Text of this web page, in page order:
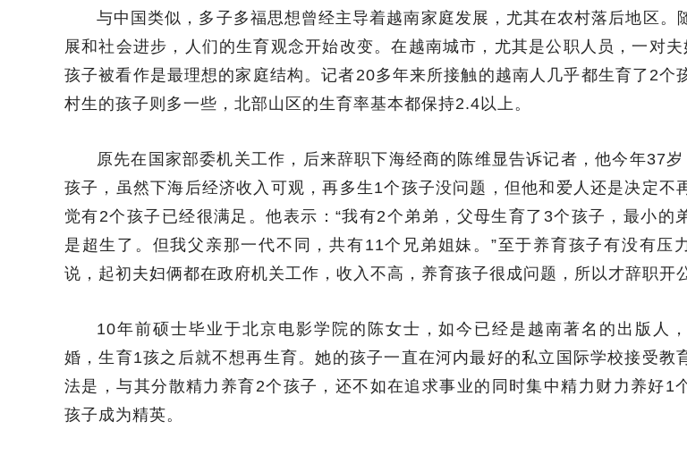
与中国类似，多子多福思想曾经主导着越南家庭发展，尤其在农村落后地区。
展和社会进步，人们的生育观念开始改变。在越南城市，尤其是公职人员，一对
孩子被看作是最理想的家庭结构。记者20多年来所接触的越南人几乎都生育了2个
村生的孩子则多一些，北部山区的生育率基本都保持2.4以上。
原先在国家部委机关工作，后来辞职下海经商的陈维显告诉记者，他今年37岁
孩子，虽然下海后经济收入可观，再多生1个孩子没问题，但他和爱人还是决定不
觉有2个孩子已经很满足。他表示：“我有2个弟弟，父母生育了3个孩子，最小的
是超生了。但我父亲那一代不同，共有11个兄弟姐妹。”至于养育孩子有没有压
说，起初夫妇俩都在政府机关工作，收入不高，养育孩子很成问题，所以才辞职开
10年前硕士毕业于北京电影学院的陈女士，如今已经是越南著名的出版人
婚，生育1孩之后就不想再生育。她的孩子一直在河内最好的私立国际学校接受教
法是，与其分散精力养育2个孩子，还不如在追求事业的同时集中精力财力养好1
孩子成为精英。